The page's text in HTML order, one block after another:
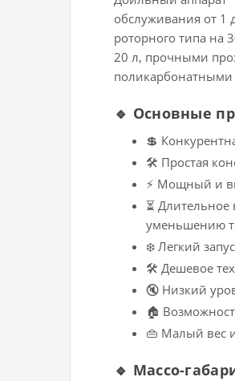
обслуживания от 1
роторного типа
20 л, прочными
🔹 Основные
💲
🛠️ Простая
⚡ Мощный и
⏳
уменьшению
❄️ Легкий
🛠️ Дешевое
🔇 Низкий
🏠
👜 Малый вес
🔹 Массо-